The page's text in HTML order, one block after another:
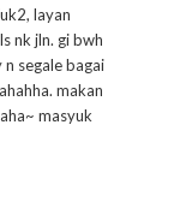
layan
nk jln. gi bwh
segale bagai
makan
masyuk